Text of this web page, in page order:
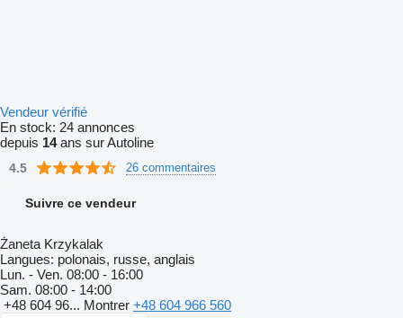
Vendeur vérifié
En stock: 24 annonces
depuis 14ans sur Autoline
4.5 26 commentaires
Suivre ce vendeur
Żaneta Krzykalak
Langues: polonais, russe, anglais
Lun. - Ven. 08:00 - 16:00
Sam. 08:00 - 14:00
+48 604 96... Montrer +48 604 966 560